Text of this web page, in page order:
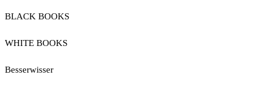
BLACK BOOKS
WHITE BOOKS
Besserwisser